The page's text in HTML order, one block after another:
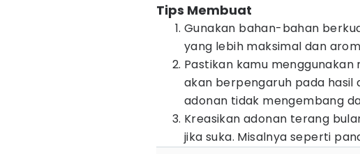
Tips Membuat
Gunakan bahan-bahan
yang lebih maksimal dan
Pastikan kamu
akan berpengaruh pada hasil
adonan tidak mengembang
Kreasikan adonan terang
jika suka. Misalnya seperti